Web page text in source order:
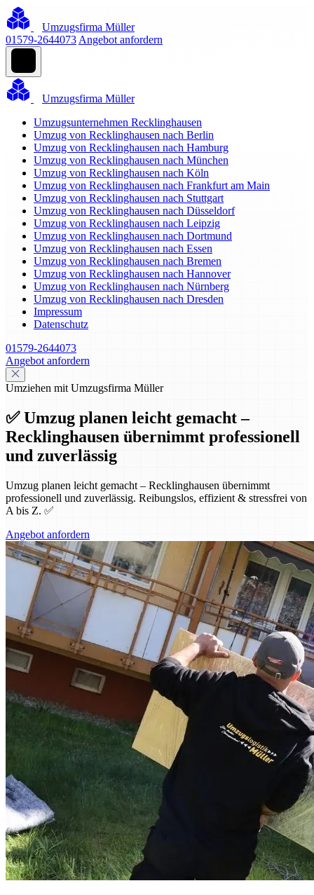
Umzugsfirma Müller
01579-2644073 Angebot anfordern
Umzugsfirma Müller
Umzugsunternehmen Recklinghausen
Umzug von Recklinghausen nach Berlin
Umzug von Recklinghausen nach Hamburg
Umzug von Recklinghausen nach München
Umzug von Recklinghausen nach Köln
Umzug von Recklinghausen nach Frankfurt am Main
Umzug von Recklinghausen nach Stuttgart
Umzug von Recklinghausen nach Düsseldorf
Umzug von Recklinghausen nach Leipzig
Umzug von Recklinghausen nach Dortmund
Umzug von Recklinghausen nach Essen
Umzug von Recklinghausen nach Bremen
Umzug von Recklinghausen nach Hannover
Umzug von Recklinghausen nach Nürnberg
Umzug von Recklinghausen nach Dresden
Impressum
Datenschutz
01579-2644073
Angebot anfordern
Umziehen mit Umzugsfirma Müller
✅ Umzug planen leicht gemacht –
Recklinghausen übernimmt professionell
und zuverlässig
Umzug planen leicht gemacht – Recklinghausen übernimmt
professionell und zuverlässig. Reibungslos, effizient & stressfrei von
A bis Z. ✅
Angebot anfordern